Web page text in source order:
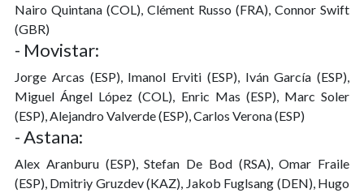
Nairo Quintana (COL), Clément Russo (FRA), Connor Swift
(GBR)
- Movistar:
Jorge Arcas (ESP), Imanol Erviti (ESP), Iván García (ESP),
Miguel Ángel López (COL), Enric Mas (ESP), Marc Soler
(ESP), Alejandro Valverde (ESP), Carlos Verona (ESP)
- Astana:
Alex Aranburu (ESP), Stefan De Bod (RSA), Omar Fraile
(ESP), Dmitriy Gruzdev (KAZ), Jakob Fuglsang (DEN), Hugo